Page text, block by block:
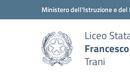
Vai ai contenuti
Vai al menu di navigazioneMinistero dell'Istruzione e del
Liceo
Trani